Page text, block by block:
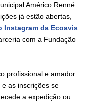
Américo Renné
já estão abertas,
da Ecoavis
com a Fundação
profissional e amador.
as inscrições se
a expedição ou